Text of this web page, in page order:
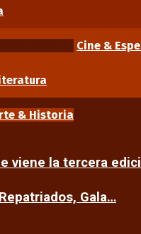
Cine &
& Historia
viene la tercera
Gala…